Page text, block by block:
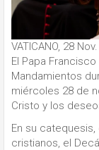
VATICANO, 28
El Papa
Mandamientos
miércoles 28 de
Cristo y los
En su
cristianos, el